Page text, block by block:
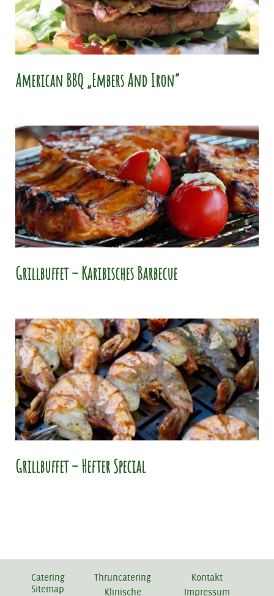
American BBQ „Embers And Iron“
Grillbuffet – Karibisches Barbecue
Grillbuffet – Hefter Special
Catering
Sitemap
Thruncatering
Klinische
Kontakt
Impressum